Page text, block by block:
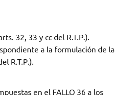
32, 33 y cc del R.T.P.).
a la formulación de la
R.T.P.).
en el FALLO 36 a los